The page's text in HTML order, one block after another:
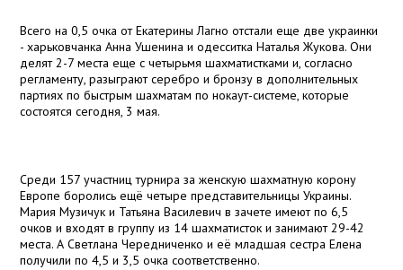
Всего на 0,5 очка от Екатерины Лагно отстали еще две украинки
- харьковчанка Анна Ушенина и одесситка Наталья Жукова. Они
делят 2-7 места еще с четырьмя шахматистками и, согласно
регламенту, разыграют серебро и бронзу в дополнительных
партиях по быстрым шахматам по нокаут-системе, которые
состоятся сегодня, 3 мая.
Среди 157 участниц турнира за женскую шахматную корону
Европе боролись ещё четыре представительницы Украины.
Мария Музичук и Татьяна Василевич в зачете имеют по 6,5
очков и входят в группу из 14 шахматисток и занимают 29-42
места. А Светлана Чередниченко и её младшая сестра Елена
получили по 4,5 и 3,5 очка соответственно.